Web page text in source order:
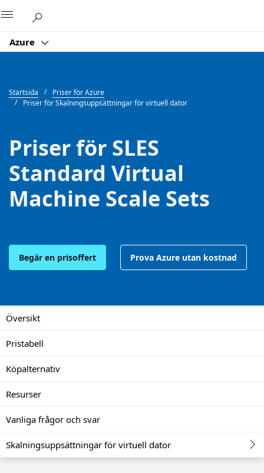
Azure
Startsida
Priser för Azure
Priser för Skalningsuppsättningar för virtuell dator
Priser för SLES
Standard Virtual
Machine Scale Sets
Begär en prisoffert Prova Azure utan kostnad
Översikt
Pristabell
Köpalternativ
Resurser
Vanliga frågor och svar
Skalningsuppsättningar för virtuell dator